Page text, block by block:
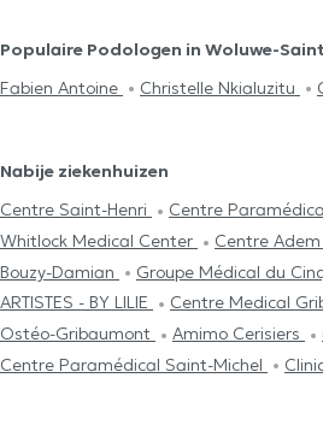
Populaire Podologen in Woluwe-
Fabien Antoine
Christelle Nkialuzitu
Nabije ziekenhuizen
Centre Saint-Henri
Centre
Whitlock Medical Center
Centre Adem
Bouzy-Damian
Groupe Médical du
ARTISTES - BY LILIE
Centre Medical
Ostéo-Gribaumont
Amimo Cerisiers
Centre Paramédical Saint-Michel